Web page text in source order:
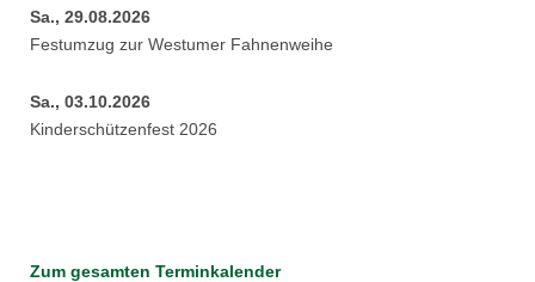
Sa., 29.08.2026
Festumzug zur Westumer Fahnenweihe
Sa., 03.10.2026
Kinderschützenfest 2026
Zum gesamten Terminkalender